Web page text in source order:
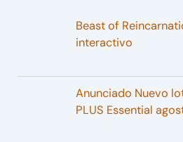
Beast of
interactivo
Anunciado Nuevo
PLUS Essential